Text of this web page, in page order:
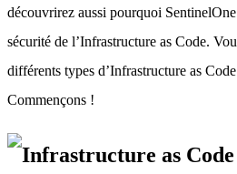
découvrirez aussi pourquoi
sécurité de l’Infrastructure as Code.
différents types d’Infrastructure as
Commençons !